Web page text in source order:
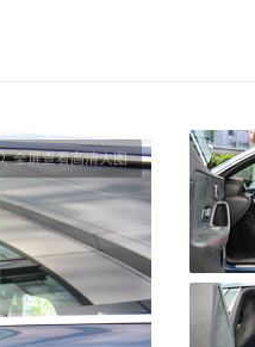
全屏查看高清大图